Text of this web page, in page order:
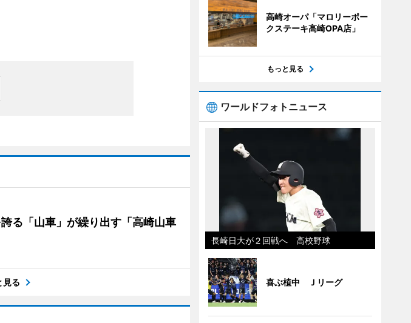
る「山車」が繰り出す「高崎山車
見る
高崎オーパ「マロリーポー
クステーキ高崎OPA店」
もっと見る
ワールドフォトニュース
長崎日大が２回戦へ 高校野球
喜ぶ植中 Ｊリーグ